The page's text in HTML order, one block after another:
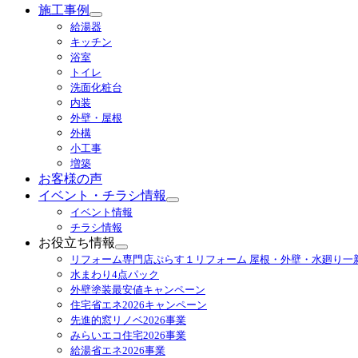
施工事例
サ
ブ
メ
ュ
ー
展
給湯器
キッチン
浴室
トイレ
洗面化粧台
内装
外壁・屋根
外構
小工事
増築
お客様の声
イベント・チラシ情報
サ
ュ
を
展
開
イベント情報
チラシ情報
お役立ち情報
サ
ブ
メ
ニ
ュ
ー
を
展
リフォーム専門店ぷらす１リフォーム 屋根・外壁・水廻り一
水まわり4点パック
外壁塗装最安値キャンペーン
住宅省エネ2026キャンペーン
先進的窓リノベ2026事業
みらいエコ住宅2026事業
給湯省エネ2026事業